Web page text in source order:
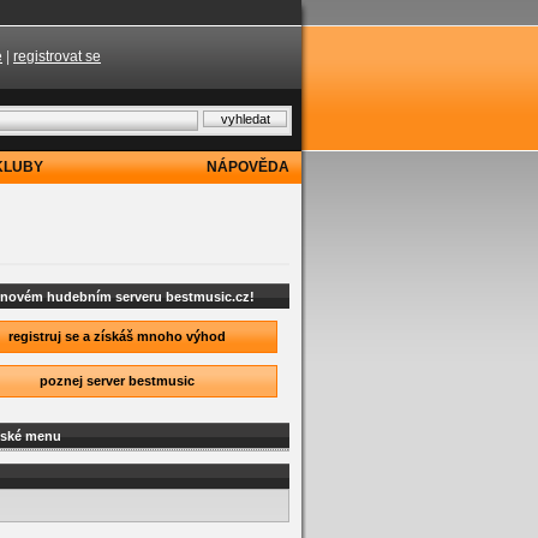
registrovat se
NÁPOVĚDA
hudebním serveru bestmusic.cz!
registruj se a získáš mnoho výhod
poznej server bestmusic
menu